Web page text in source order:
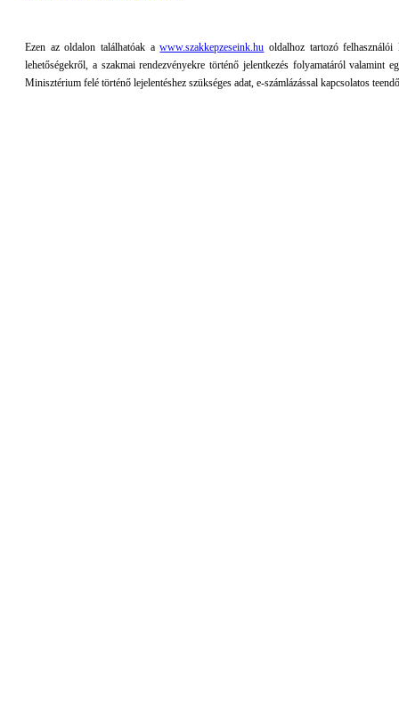
Ezen az oldalon találhatóak awww.szakkepzeseink.hu oldalhoz tartozó felhasználói
lehetőségekről, a szakmai rendezvényekre történő jelentkezés folyamatáról valamint
Minisztérium felé történő lejelentéshez szükséges adat, e-számlázással kapcsolatos